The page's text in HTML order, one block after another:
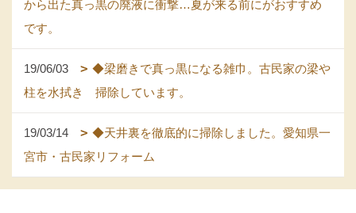
から出た真っ黒の廃液に衝撃…夏が来る前にがおすすめ
です。
19/06/03
◆梁磨きで真っ黒になる雑巾。古民家の梁や
柱を水拭き 掃除しています。
19/03/14
◆天井裏を徹底的に掃除しました。愛知県一
宮市・古民家リフォーム